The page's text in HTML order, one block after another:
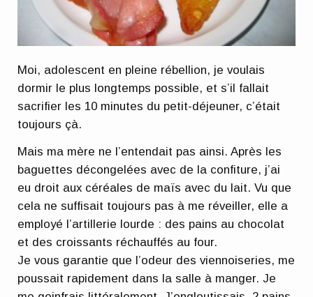
Moi, adolescent en pleine rébellion, je voulais
dormir le plus longtemps possible, et s’il fallait
sacrifier les 10 minutes du petit-déjeuner, c’était
toujours çà.
Mais ma mère ne l’entendait pas ainsi. Après les
baguettes décongelées avec de la confiture, j’ai
eu droit aux céréales de maïs avec du lait. Vu que
cela ne suffisait toujours pas à me réveiller, elle a
employé l’artillerie lourde : des pains au chocolat
et des croissants réchauffés au four.
Je vous garantie que l’odeur des viennoiseries, me
poussait rapidement dans la salle à manger. Je